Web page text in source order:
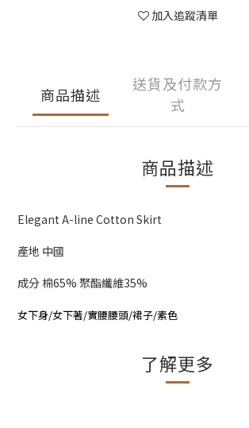
加入追蹤清單
商品描述
送貨及付款方
式
商品描述
Elegant A-line Cotton Skirt
產地 中國
成分 棉65% 聚酯纖維35%
女下身/女下著/實腰腰頭/裙子/素色
了解更多